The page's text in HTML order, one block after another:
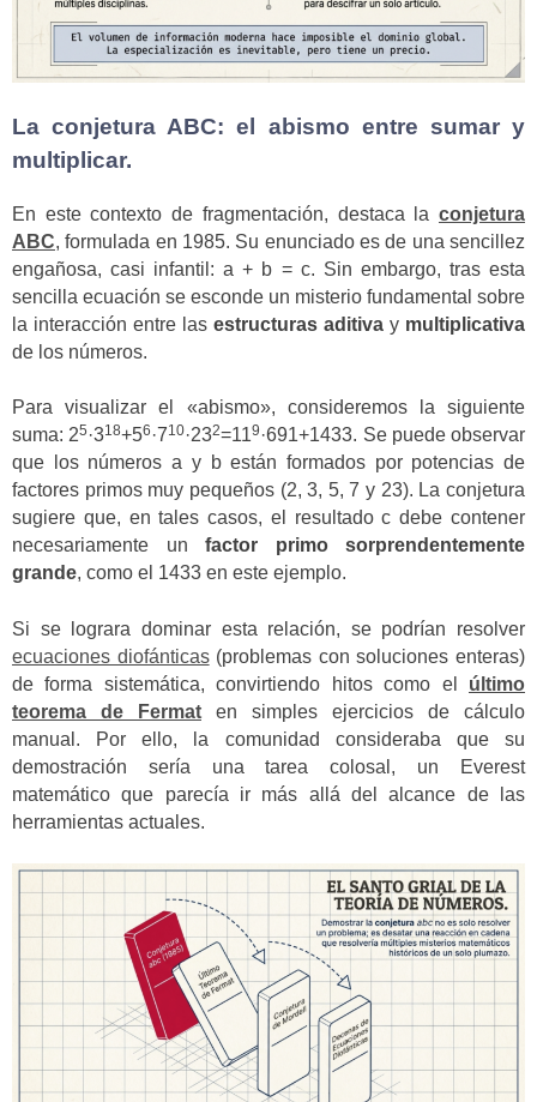
La conjetura ABC: el abismo entre sumar y
multiplicar.
En este contexto de fragmentación, destaca la conjetura
ABC, formulada en 1985. Su enunciado es de una sencillez
engañosa, casi infantil: a + b = c. Sin embargo, tras esta
sencilla ecuación se esconde un misterio fundamental sobre
la interacción entre las estructuras aditiva y multiplicativa
de los números.
Para visualizar el «abismo», consideremos la siguiente
suma: 25 ·318+56 ·710·232=119 ·691+1433. Se puede observar
que los números a y b están formados por potencias de
factores primos muy pequeños (2, 3, 5, 7 y 23). La conjetura
sugiere que, en tales casos, el resultado c debe contener
necesariamente un factor primo sorprendentemente
grande, como el 1433 en este ejemplo.
Si se lograra dominar esta relación, se podrían resolver
ecuaciones diofánticas(problemas con soluciones enteras)
de forma sistemática, convirtiendo hitos como el último
teorema de Fermat en simples ejercicios de cálculo
manual. Por ello, la comunidad consideraba que su
demostración sería una tarea colosal, un Everest
matemático que parecía ir más allá del alcance de las
herramientas actuales.